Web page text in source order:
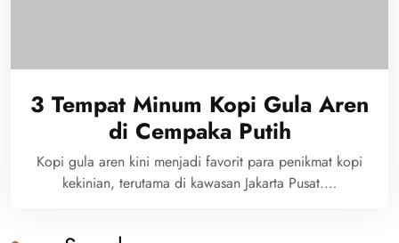
3 Tempat Minum Kopi Gula Aren
di Cempaka Putih
Kopi gula aren kini menjadi favorit para penikmat kopi
kekinian, terutama di kawasan Jakarta Pusat.…